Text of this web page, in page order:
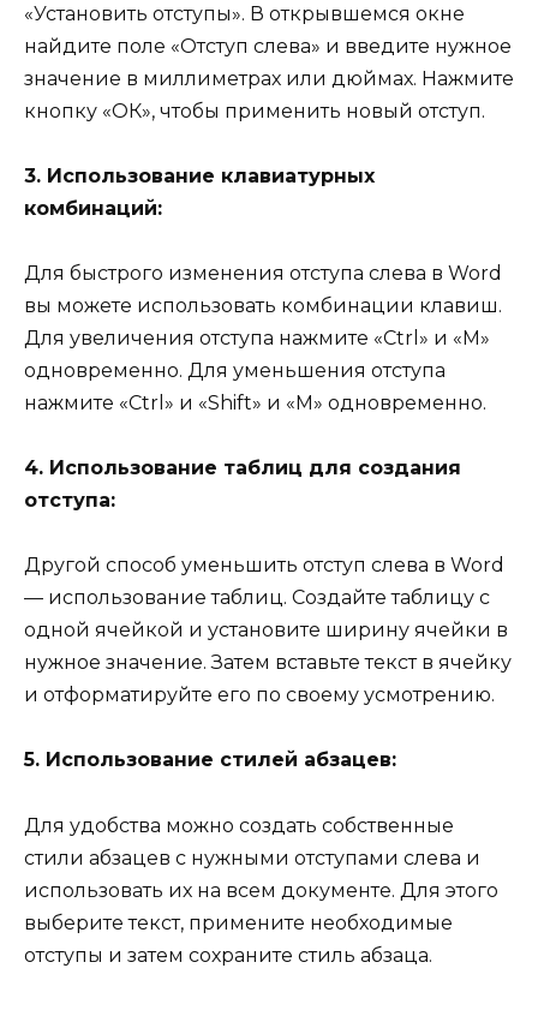
«Установить отступы». В открывшемся окне
найдите поле «Отступ слева» и введите нужное
значение в миллиметрах или дюймах. Нажмите
кнопку «ОК», чтобы применить новый отступ.
3. Использование клавиатурных
комбинаций:
Для быстрого изменения отступа слева в Word
вы можете использовать комбинации клавиш.
Для увеличения отступа нажмите «Ctrl» и «M»
одновременно. Для уменьшения отступа
нажмите «Ctrl» и «Shift» и «M» одновременно.
4. Использование таблиц для создания
отступа:
Другой способ уменьшить отступ слева в Word
— использование таблиц. Создайте таблицу с
одной ячейкой и установите ширину ячейки в
нужное значение. Затем вставьте текст в ячейку
и отформатируйте его по своему усмотрению.
5. Использование стилей абзацев:
Для удобства можно создать собственные
стили абзацев с нужными отступами слева и
использовать их на всем документе. Для этого
выберите текст, примените необходимые
отступы и затем сохраните стиль абзаца.